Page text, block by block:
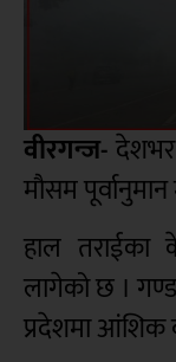
वीरगन्ज-देशभर
मौसम
हाल तराईका
लागेको छ ।
प्रदेशमा आंशिक